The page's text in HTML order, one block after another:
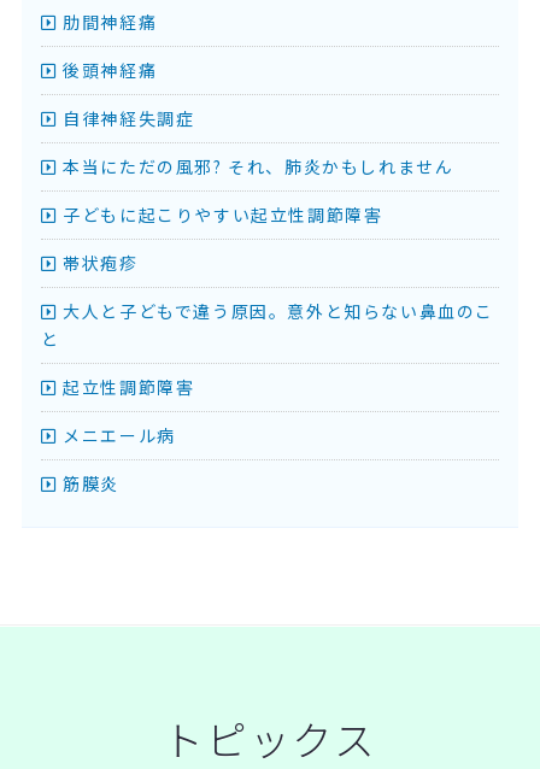
肋間神経痛
後頭神経痛
自律神経失調症
本当にただの風邪? それ、肺炎かもしれません
子どもに起こりやすい起立性調節障害
帯状疱疹
大人と子どもで違う原因。意外と知らない鼻血のこ
と
起立性調節障害
メニエール病
筋膜炎
トピックス